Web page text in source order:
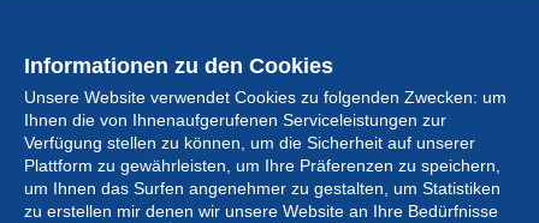
Informationen zu den Cookies
Unsere Website verwendet Cookies zu folgenden Zwecken: um
Ihnen die von Ihnenaufgerufenen Serviceleistungen zur
Verfügung stellen zu können, um die Sicherheit auf unserer
Plattform zu gewährleisten, um Ihre Präferenzen zu speichern,
um Ihnen das Surfen angenehmer zu gestalten, um Statistiken
zu erstellen mir denen wir unsere Website an Ihre Bedürfnisse